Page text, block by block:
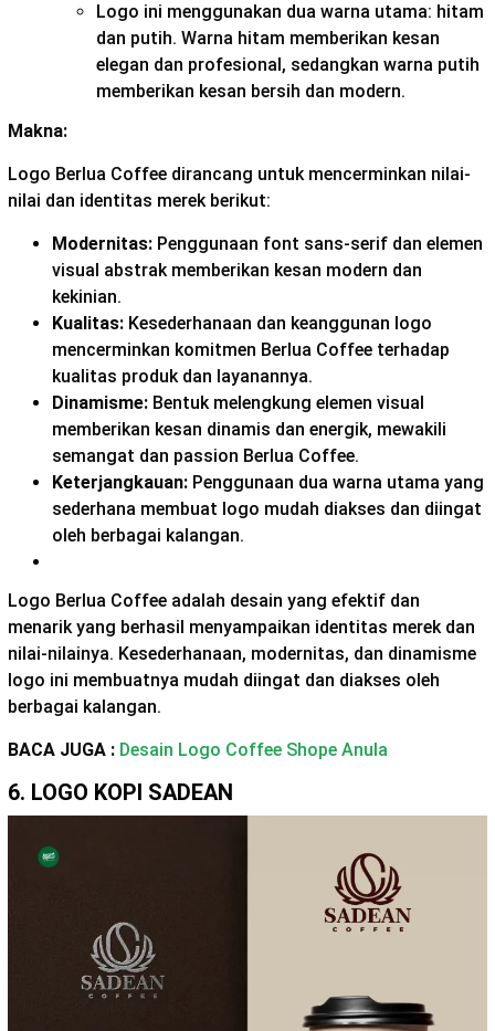
Logo ini menggunakan dua warna utama: hitam
dan putih. Warna hitam memberikan kesan
elegan dan profesional, sedangkan warna putih
memberikan kesan bersih dan modern.
Makna:
Logo Berlua Coffee dirancang untuk mencerminkan nilai-
nilai dan identitas merek berikut:
Modernitas: Penggunaan font sans-serif dan elemen
visual abstrak memberikan kesan modern dan
kekinian.
Kualitas: Kesederhanaan dan keanggunan logo
mencerminkan komitmen Berlua Coffee terhadap
kualitas produk dan layanannya.
Dinamisme: Bentuk melengkung elemen visual
memberikan kesan dinamis dan energik, mewakili
semangat dan passion Berlua Coffee.
Keterjangkauan: Penggunaan dua warna utama yang
sederhana membuat logo mudah diakses dan diingat
oleh berbagai kalangan.
Logo Berlua Coffee adalah desain yang efektif dan
menarik yang berhasil menyampaikan identitas merek dan
nilai-nilainya. Kesederhanaan, modernitas, dan dinamisme
logo ini membuatnya mudah diingat dan diakses oleh
berbagai kalangan.
BACA JUGA : Desain Logo Coffee Shope Anula
6. LOGO KOPI SADEAN